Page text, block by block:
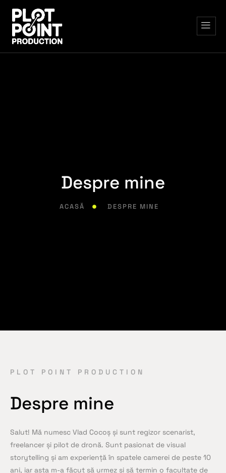
Despre mine
ACASĂ DESPRE MINE
PLOT POINT PRODUCTION
Despre mine
Salut! Mă numesc Vlad Cocoș și sunt regizor scenarist,
freelancer și pilot de dronă. Sunt pasionat de visual
storytelling și am experiență în spatele camerei de peste 10
ani, iar asta m-a făcut să urmez și să termin o facultate de